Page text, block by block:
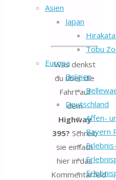
Asien
Japan
Tobu
Europa
Belgien
Deutschland
Affen-
Bayern
Was denkst
du über die
Fahrt auf
dem
Highway
395? Schreib
sie einfach
hier in das
Kommentarfeld